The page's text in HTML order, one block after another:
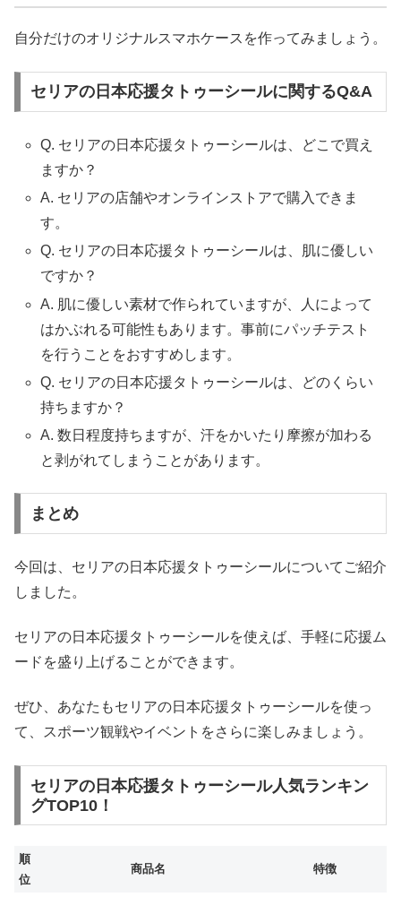
自分だけのオリジナルスマホケースを作ってみましょう。
セリアの日本応援タトゥーシールに関するQ&A
Q. セリアの日本応援タトゥーシールは、どこで買え
ますか？
A. セリアの店舗やオンラインストアで購入できま
す。
Q. セリアの日本応援タトゥーシールは、肌に優しい
ですか？
A. 肌に優しい素材で作られていますが、人によって
はかぶれる可能性もあります。事前にパッチテスト
を行うことをおすすめします。
Q. セリアの日本応援タトゥーシールは、どのくらい
持ちますか？
A. 数日程度持ちますが、汗をかいたり摩擦が加わる
と剥がれてしまうことがあります。
まとめ
今回は、セリアの日本応援タトゥーシールについてご紹介
しました。
セリアの日本応援タトゥーシールを使えば、手軽に応援ム
ードを盛り上げることができます。
ぜひ、あなたもセリアの日本応援タトゥーシールを使っ
て、スポーツ観戦やイベントをさらに楽しみましょう。
セリアの日本応援タトゥーシール人気ランキン
グTOP10！
順
位
商品名 特徴